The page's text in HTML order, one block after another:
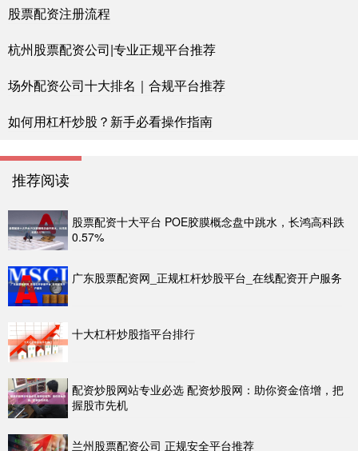
股票配资注册流程
杭州股票配资公司|专业正规平台推荐
场外配资公司十大排名｜合规平台推荐
如何用杠杆炒股？新手必看操作指南
推荐阅读
股票配资十大平台 POE胶膜概念盘中跳水，长鸿高科跌
0.57%
广东股票配资网_正规杠杆炒股平台_在线配资开户服务
十大杠杆炒股指平台排行
配资炒股网站专业必选 配资炒股网：助你资金倍增，把
握股市先机
兰州股票配资公司 正规安全平台推荐